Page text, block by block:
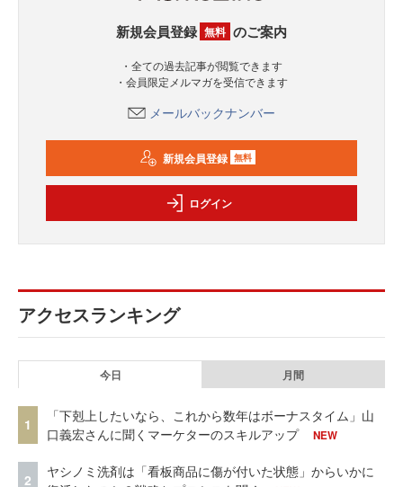
新規会員登録 無料 のご案内
・全ての過去記事が閲覧できます
・会員限定メルマガを受信できます
メールバックナンバー
新規会員登録 無料
ログイン
アクセスランキング
今日 月間
1
「下剋上したいなら、これから数年はボーナスタイム」山
口義宏さんに聞くマーケターのスキルアップ
NEW
2
ヤシノミ洗剤は「看板商品に傷が付いた状態」からいかに